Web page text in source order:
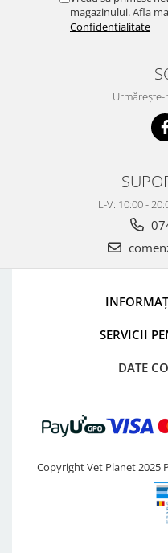
magazinului. Afla
Confidentialitate
L-V: 10:00 -
SERVICII
DATE
Copyright Vet Planet 2025